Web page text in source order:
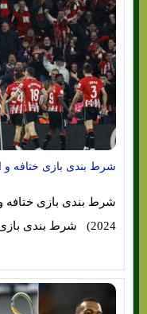
شرط بندی بازی ختافه و اتلتیک
2024) شرط بندی بازی ختافه و اتلتیک بیلبائو…